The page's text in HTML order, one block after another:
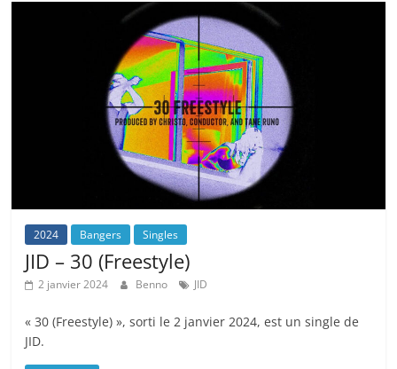
2024 Bangers Singles
JID – 30 (Freestyle)
2 janvier 2024 Benno JID
« 30 (Freestyle) », sorti le 2 janvier 2024, est un single de
JID.